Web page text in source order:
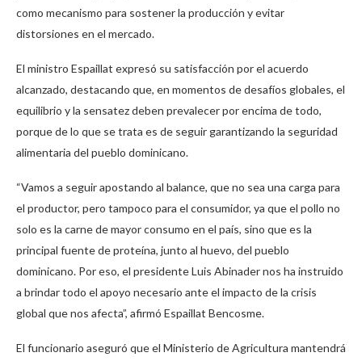
como mecanismo para sostener la producción y evitar
distorsiones en el mercado.
El ministro Espaillat expresó su satisfacción por el acuerdo
alcanzado, destacando que, en momentos de desafíos globales, el
equilibrio y la sensatez deben prevalecer por encima de todo,
porque de lo que se trata es de seguir garantizando la seguridad
alimentaria del pueblo dominicano.
“Vamos a seguir apostando al balance, que no sea una carga para
el productor, pero tampoco para el consumidor, ya que el pollo no
solo es la carne de mayor consumo en el país, sino que es la
principal fuente de proteína, junto al huevo, del pueblo
dominicano. Por eso, el presidente Luis Abinader nos ha instruido
a brindar todo el apoyo necesario ante el impacto de la crisis
global que nos afecta”, afirmó Espaillat Bencosme.
El funcionario aseguró que el Ministerio de Agricultura mantendrá